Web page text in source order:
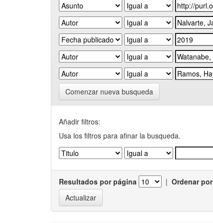
Comenzar nueva busqueda
Añadir filtros:
Usa los filtros para afinar la busqueda.
Resultados por página | Ordenar por